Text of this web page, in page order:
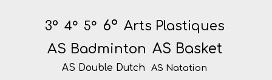
3° 4° 5° 6° Arts Plastiques
AS Badminton AS Basket
AS Double Dutch AS Natation